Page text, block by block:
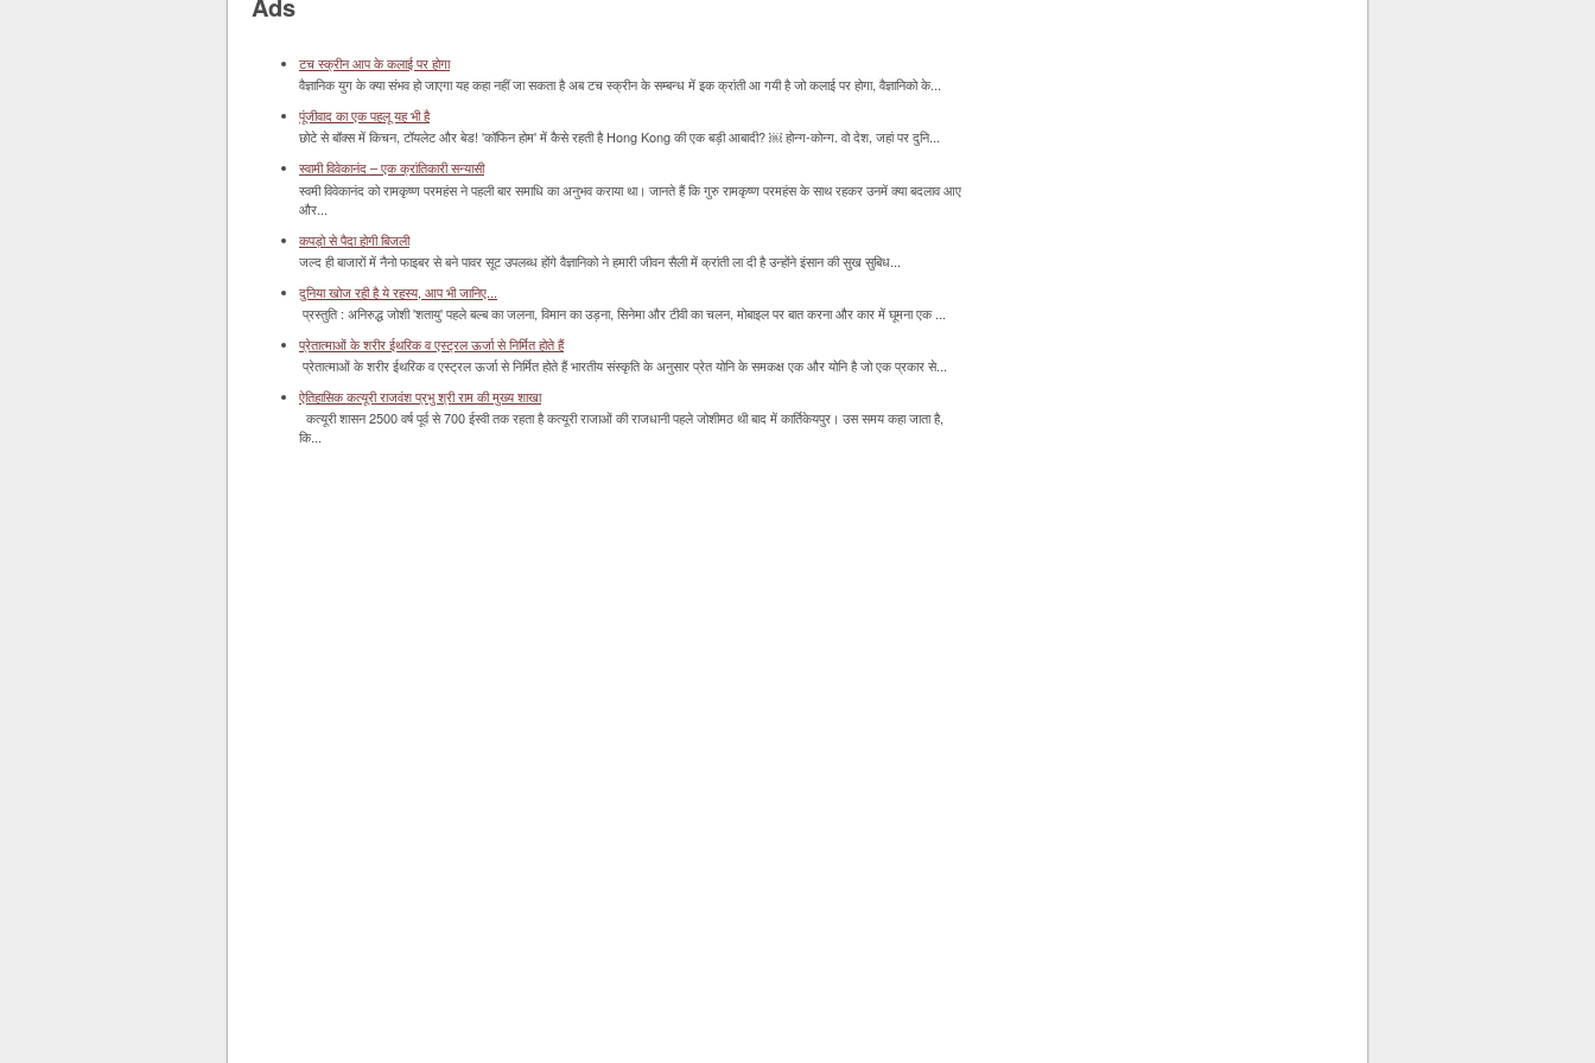
टच स्क्रीन आप के कलाई पर होगा
वैज्ञानिक युग के क्या संभव हो जाएगा यह कहा नहीं जा सकता है अब टच स्क्रीन के सम्बन्ध में इक क्रांती आ गयी है जो कलाई पर होगा, वैज्ञानिको के...
पूंजीवाद का एक पहलू यह भी है
छोटे से बॉक्‍स में किचन, टॉयलेट और बेड! 'कॉफिन होम' में कैसे रहती है Hong Kong की एक बड़ी आबादी? ￼ होन्ग-कोन्ग. वो देश, जहां पर दुनि...
स्वामी विवेकानंद – एक क्रांतिकारी सन्यासी
स्वमी विवेकानंद को रामकृष्ण परमहंस ने पहली बार समाधि का अनुभव कराया था। जानते हैं कि गुरु रामकृष्ण परमहंस के साथ रहकर उनमें क्या बदलाव आए
और...
कपड़ो से पैदा होगी बिजली
जल्द ही बाजारों में नैनो फाइबर से बने पावर सूट उपलब्ध होंगे वैज्ञानिको ने हमारी जीवन सैली में क्रांती ला दी है उन्होंने इंसान की सुख सुबिध...
दुनिया खोज रही है ये रहस्य, आप भी जानिए...
प्रस्तुति : अनिरुद्ध जोशी 'शतायु' पहले बल्ब का जलना, विमान का उड़ना, सिनेमा और टीवी का चलन, मोबाइल पर बात करना और कार में घूमना एक ...
प्रेतात्माओं के शरीर ईथरिक व एस्ट्रल ऊर्जा से निर्मित होते हैं
प्रेतात्माओं के शरीर ईथरिक व एस्ट्रल ऊर्जा से निर्मित होते हैं भारतीय संस्कृति के अनुसार प्रेत योनि के समकक्ष एक और योनि है जो एक प्रकार से...
ऐतिहासिक कत्यूरी राजवंश प्रभु श्री राम की मुख्य शाखा
कत्यूरी शासन 2500 वर्ष पूर्व से 700 ईस्वी तक रहता है कत्यूरी राजाओं की राजधानी पहले जोशीमठ थी बाद में कार्तिकेयपुर। उस समय कहा जाता है,
कि...